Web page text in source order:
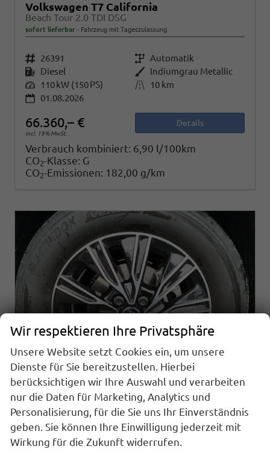
Volkswagen T7 California
Beach Tour 2.0 TDI DSG
sofort lieferbar Fahrzeug mit Tageszulassung
Fahrzeugnr. 26391 Getriebe Automatik
Kraftstoff Diesel Außenfarbe Indiumgrau Metallic
Leistung 110 kW (150 PS) Kilometerstand
10 km
01.08.2026
66.360,– €
incl. 19% MwSt.
Details
Verbrauch kombiniert: 6,90 l/100km
CO2-Klasse: G
CO2-Emissionen: 182,00 g/km
Volkswagen T7 California
Beach Tour 2.0 TDI DSG
sofort lieferbar Fahrzeug mit Tageszulassung
Wir respektieren Ihre Privatsphäre
Unsere Website setzt Cookies ein, um unsere
Dienste für Sie bereitzustellen. Hierbei
berücksichtigen wir Ihre Auswahl und verarbeiten
nur die Daten für Marketing, Analytics und
Personalisierung, für die Sie uns Ihr Einverständnis
geben. Sie können Ihre Einwilligung jederzeit mit
Wirkung für die Zukunft widerrufen.